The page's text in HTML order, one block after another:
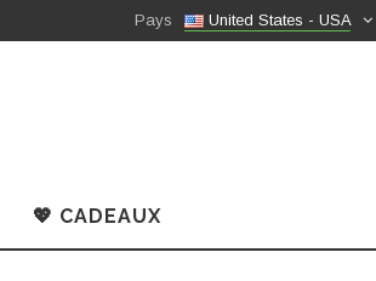
United States - USA
Pays
💖 CADEAUX